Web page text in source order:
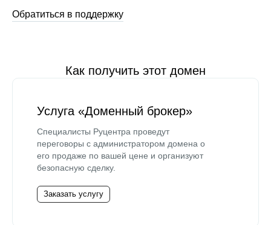
Обратиться в поддержку
Как получить этот домен
Услуга «Доменный брокер»
Специалисты Руцентра проведут
переговоры с администратором домена о
его продаже по вашей цене и организуют
безопасную сделку.
Заказать услугу